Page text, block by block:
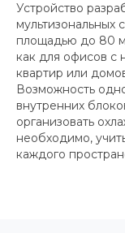
Устройство
мультизональных
площадью до 80
как для офисов с
квартир или
Возможность
внутренних
организовать
необходимо,
каждого